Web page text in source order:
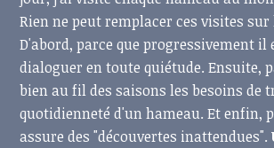
Rien ne peut remplacer ces visites
D'abord, parce que progressivement il
dialoguer en toute quiétude. Ensuite,
bien au fil des saisons les besoins de
quotidienneté d'un hameau. Et enfin,
assure des "découvertes inattendues".